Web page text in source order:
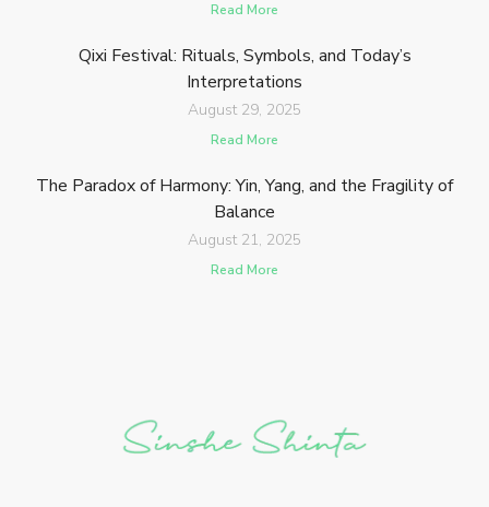
Read More
Qixi Festival: Rituals, Symbols, and Today’s
Interpretations
August 29, 2025
Read More
The Paradox of Harmony: Yin, Yang, and the Fragility of
Balance
August 21, 2025
Read More